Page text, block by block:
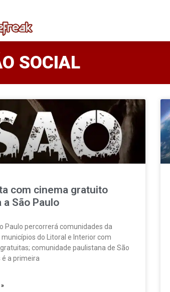
SOCIAL
com cinema gratuito
a São Paulo
Paulo percorrerá comunidades da
municípios do Litoral e Interior com
comunidade paulistana de São
é a primeira